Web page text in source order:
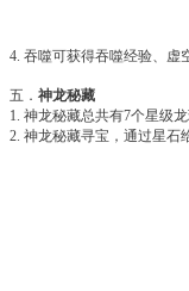
4. 吞噬可获得吞噬经验、虚
五． 神龙秘藏
1. 神龙秘藏总共有7个星级
2. 神龙秘藏寻宝，通过星石